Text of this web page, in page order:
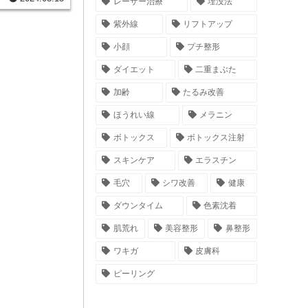
するのです。
紫外線 リフトアップ
小顔 プチ整形
ダイエット 二重まぶた
加齢 たるみ改善
ほうれい線 メラニン
ボトックス ボトックス注射
スキンケア エラスチン
毛穴 シワ改善 健康
ダウンタイム 色素沈着
肌荒れ 美容整形 鼻整形
ワキガ 皮膚科
ピーリング